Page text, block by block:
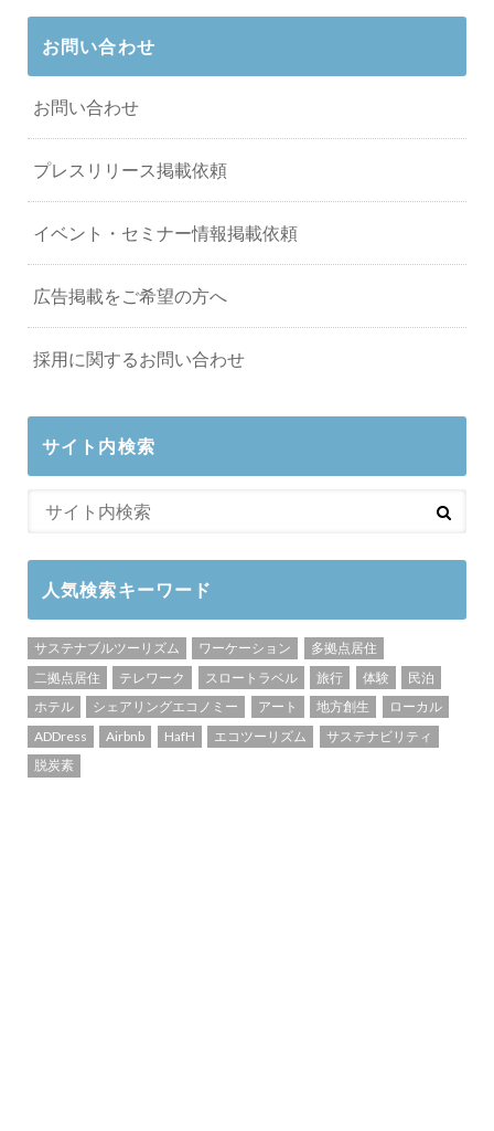
お問い合わせ
お問い合わせ
プレスリリース掲載依頼
イベント・セミナー情報掲載依頼
広告掲載をご希望の方へ
採用に関するお問い合わせ
サイト内検索
人気検索キーワード
サステナブルツーリズム ワーケーション
多拠点居住
二拠点居住
テレワーク スロートラベル 旅行 体験
民泊
ホテル
シェアリングエコノミー アート 地方創生
ローカル
ADDress
Airbnb HafH エコツーリズム
サステナビリティ
脱炭素